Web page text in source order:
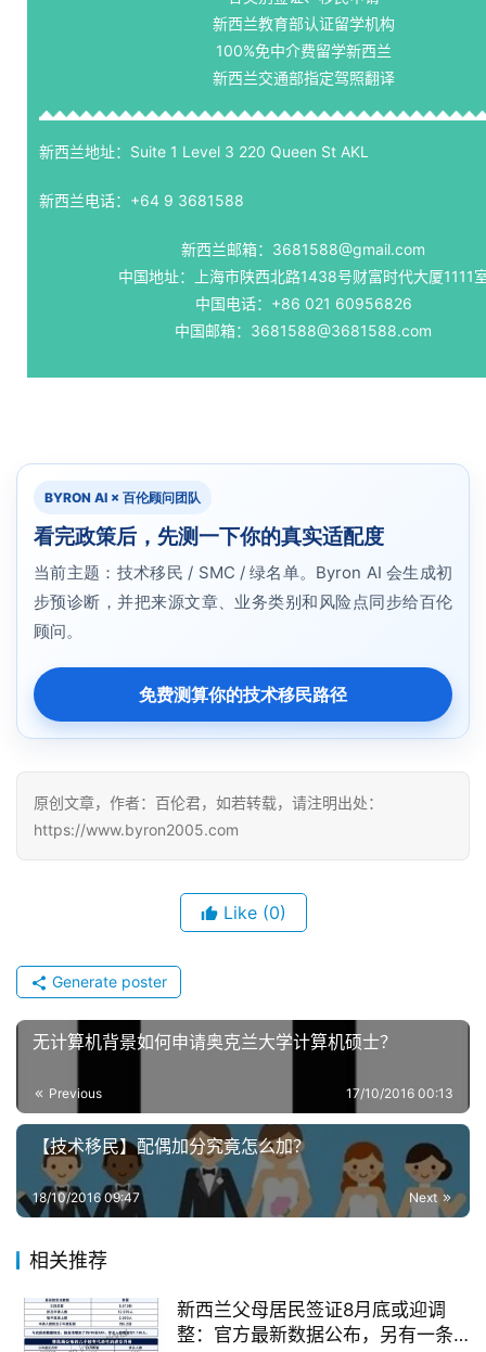
新西兰教育部认证留学机构
100%免中介费留学新西兰
新西兰交通部指定驾照翻译
新西兰地址：Suite 1 Level 3 220 Queen St AKL
新西兰电话：+64 9 3681588
新西兰邮箱：3681588@gmail.com
中国地址：上海市陕西北路1438号财富时代大厦1111
中国电话：+86 021 60956826
中国邮箱：3681588@3681588.com
BYRON AI × 百伦顾问团队
看完政策后，先测一下你的真实适配度
当前主题：技术移民 / SMC / 绿名单。Byron AI 会生成初
步预诊断，并把来源文章、业务类别和风险点同步给百伦
顾问。
免费测算你的技术移民路径
原创文章，作者：百伦君，如若转载，请注明出处：
https://www.byron2005.com
Like (0)
Generate poster
无计算机背景如何申请奥克兰大学计算机硕士？
Previous 17/10/2016 00:13
【技术移民】配偶加分究竟怎么加？
Next
18/10/2016 09:47
相关推荐
新西兰父母居民签证8月底或迎调
整：官方最新数据公布，另有一条